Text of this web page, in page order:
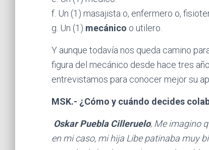
f. Un (1) masajista o, enfermero o,
g. Un (1) mecánico o utilero.
Y aunque todavía nos queda camino
figura del mecánico desde hace tres
entrevistamos para conocer mejor su
MSK.- ¿Cómo y cuándo decides
Oskar Puebla Cilleruelo; Me imagino
en mi caso, mi hija Libe patinaba muy